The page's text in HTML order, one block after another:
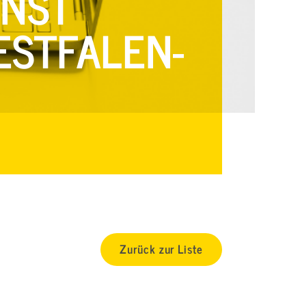
L
Zurück zur Liste